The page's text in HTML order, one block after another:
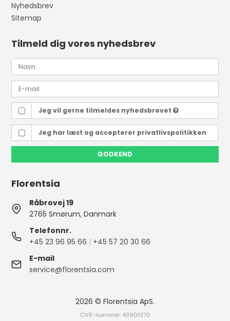
Nyhedsbrev
Sitemap
Tilmeld dig vores nyhedsbrev
Jeg vil gerne tilmeldes nyhedsbrevet
Jeg har læst og accepterer privatlivspolitikken
GODKEND
Florentsia
Råbrovej 19
2765 Smørum, Danmark
Telefonnr.
+45 23 96 95 66 / +45 57 20 30 66
E-mail
service@florentsia.com
2026 © Florentsia ApS.
CVR-nummer: 43901370